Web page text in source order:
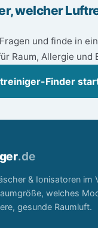
welcher
und finde in
Raum, Allergie und
Finder
.de
& Ionisatoren im
welches
gesunde Raumluft.